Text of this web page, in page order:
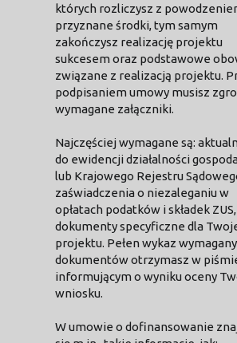
których rozliczysz z
przyznane środki, tym samym
zakończysz realizację projektu
sukcesem oraz podstawowe
związane z realizacją projektu.
podpisaniem umowy musisz
wymagane załączniki.
Najczęściej wymagane są:
do ewidencji działalności
lub Krajowego Rejestru
zaświadczenia o niezaleganiu w
opłatach podatków i składek
dokumenty specyficzne dla
projektu. Pełen wykaz
dokumentów otrzymasz w
informującym o wyniku oceny
wniosku.
W umowie o dofinansowanie